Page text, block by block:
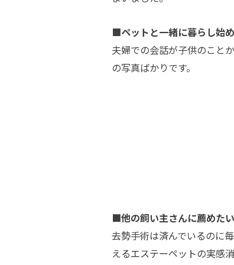
■ペットと一緒に暮らし始
夫婦での会話が子供のこと
の写真ばかりです。
■他の飼い主さんに薦めた
去勢手術は済んでいるのに
えるエステーペットの実感